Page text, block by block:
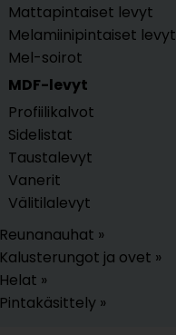
Mattapintaiset levyt
Melamiinipintaiset levyt
Mel-soirot
MDF-levyt
Profiilikalvot
Sidelistat
Taustalevyt
Vanerit
Välitilalevyt
Reunanauhat »
Kalusterungot ja ovet »
Helat »
Pintakäsittely »